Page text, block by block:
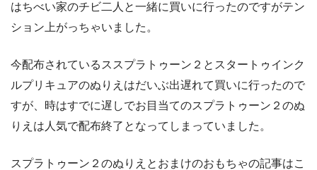
はちべい家のチビ二人と一緒に買いに行ったのですがテン
ション上がっちゃいました。
今配布されているススプラトゥーン２とスタートゥインク
ルプリキュアのぬりえはだいぶ出遅れて買いに行ったので
すが、時はすでに遅しでお目当てのスプラトゥーン２のぬ
りえは人気で配布終了となってしまっていました。
スプラトゥーン２のぬりえとおまけのおもちゃの記事はこ